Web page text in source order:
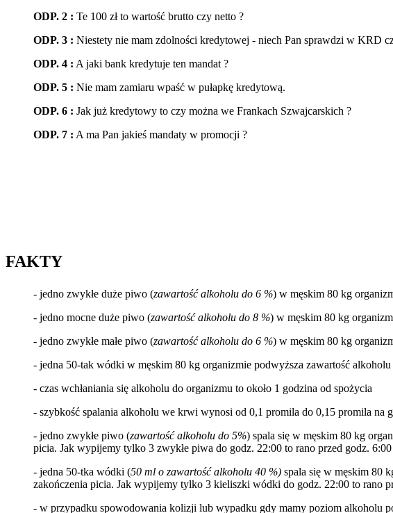
ODP. 2 : Te 100 zł to wartość brutto czy netto ?
ODP. 3 : Niestety nie mam zdolności kredytowej - niech Pan sprawdzi w KRD
ODP. 4 : A jaki bank kredytuje ten mandat ?
ODP. 5 : Nie mam zamiaru wpaść w pułapkę kredytową.
ODP. 6 : Jak już kredytowy to czy można we Frankach Szwajcarskich ?
ODP. 7 : A ma Pan jakieś mandaty w promocji ?
FAKTY
- jedno zwykłe duże piwo (zawartość alkoholu do 6 %) w męskim 80 kg
- jedno mocne duże piwo (zawartość alkoholu do 8 %) w męskim 80 kg
- jedno zwykłe małe piwo (zawartość alkoholu do 6 %) w męskim 80 kg
- jedna 50-tak wódki w męskim 80 kg organizmie podwyższa zawartość
- czas wchłaniania się alkoholu do organizmu to około 1 godzina od spożycia
- szybkość spalania alkoholu we krwi wynosi od 0,1 promila do 0,15 promila na
- jedno zwykłe piwo (zawartość alkoholu do 5%) spala się w męskim 80 kg
picia. Jak wypijemy tylko 3 zwykłe piwa do godz. 22:00 to rano przed godz.
- jedna 50-tka wódki (50 ml o zawartość alkoholu 40 %) spala się w męskim 80
zakończenia picia. Jak wypijemy tylko 3 kieliszki wódki do godz. 22:00 to rano
- w przypadku spowodowania kolizji lub wypadku gdy mamy poziom alkoholu